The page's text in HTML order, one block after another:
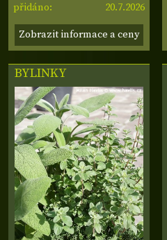
přidáno:
20.7.2026
Zobrazit informace a ceny
BYLINKY